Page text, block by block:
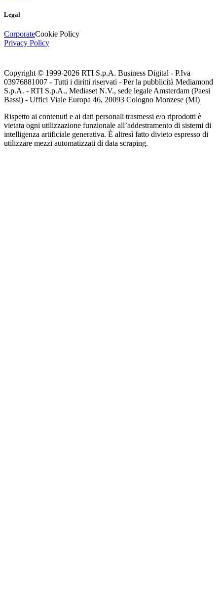
Legal
CorporateCookie Policy
Privacy Policy
Copyright © 1999-2026 RTI S.p.A. Business Digital - P.Iva
03976881007 - Tutti i diritti riservati - Per la pubblicità Mediamond
S.p.A. - RTI S.p.A., Mediaset N.V., sede legale Amsterdam (Paesi
Bassi) - Uffici Viale Europa 46, 20093 Cologno Monzese (MI)
Rispetto ai contenuti e ai dati personali trasmessi e/o riprodotti è
vietata ogni utilizzazione funzionale all’addestramento di sistemi di
intelligenza artificiale generativa. È altresì fatto divieto espresso di
utilizzare mezzi automatizzati di data scraping.